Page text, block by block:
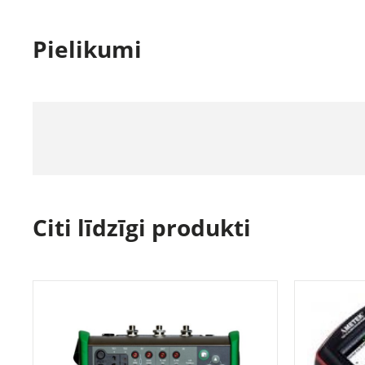
Pielikumi
Citi līdzīgi produkti